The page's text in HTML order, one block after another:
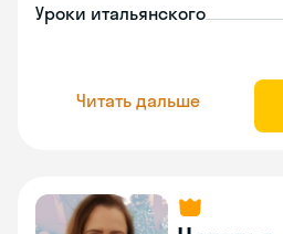
Уроки итальянского
Читать дальше